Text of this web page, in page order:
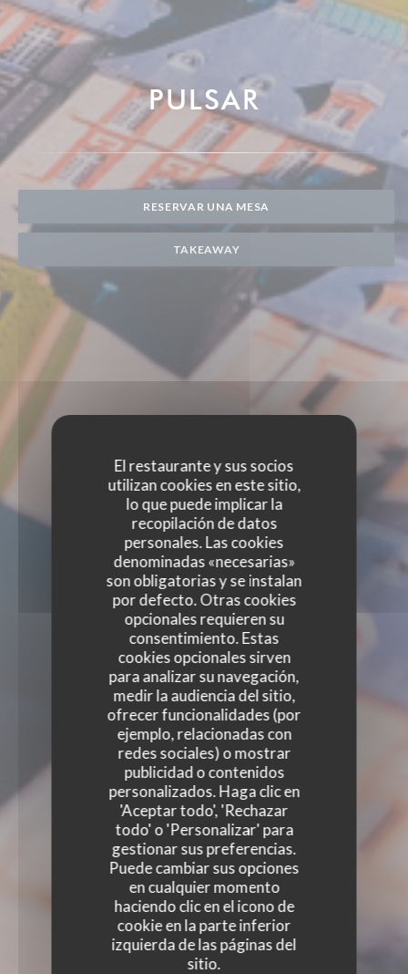
El restaurante y sus socios
utilizan cookies en este sitio,
lo que puede implicar la
recopilación de datos
personales. Las cookies
denominadas «necesarias»
son obligatorias y se instalan
por defecto. Otras cookies
opcionales requieren su
consentimiento. Estas
cookies opcionales sirven
para analizar su navegación,
medir la audiencia del sitio,
ofrecer funcionalidades (por
ejemplo, relacionadas con
redes sociales) o mostrar
publicidad o contenidos
personalizados. Haga clic en
'Aceptar todo', 'Rechazar
todo' o 'Personalizar' para
gestionar sus preferencias.
Puede cambiar sus opciones
en cualquier momento
haciendo clic en el icono de
cookie en la parte inferior
izquierda de las páginas del
sitio.
PULSAR
RESERVAR UNA MESA
TAKEAWAY